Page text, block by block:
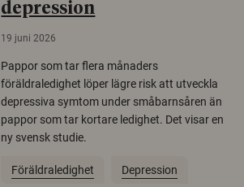
depression
19 juni 2026
Pappor som tar flera månaders
föräldraledighet löper lägre risk att utveckla
depressiva symtom under småbarnsåren än
pappor som tar kortare ledighet. Det visar en
ny svensk studie.
Föräldraledighet Depression